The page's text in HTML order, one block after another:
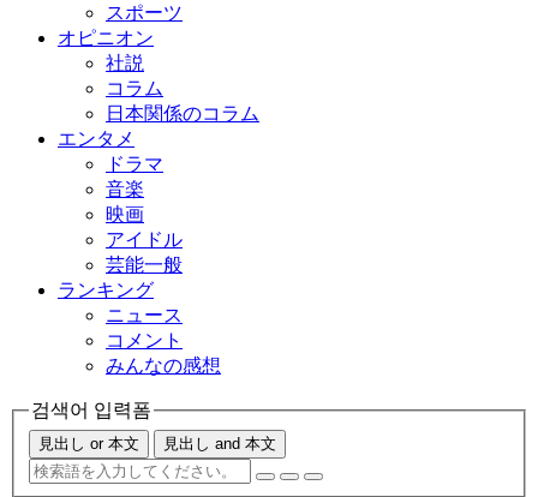
スポーツ
オピニオン
社説
コラム
日本関係のコラム
エンタメ
ドラマ
音楽
映画
アイドル
芸能一般
ランキング
ニュース
コメント
みんなの感想
검색어 입력폼
見出し or 本文 見出し and 本文